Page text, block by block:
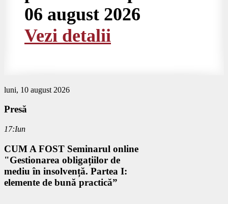
06 august 2026
Vezi detalii
luni, 10 august 2026
Presă
17:Iun
CUM A FOST Seminarul online
"Gestionarea obligațiilor de
mediu în insolvență. Partea I:
elemente de bună practică”